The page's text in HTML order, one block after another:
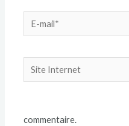
commentaire.